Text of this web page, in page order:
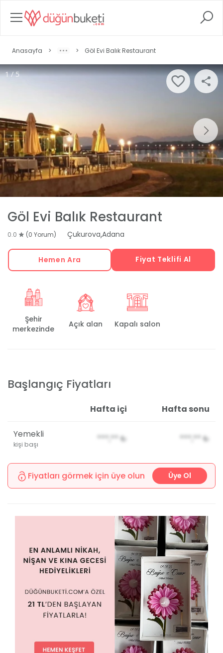
Anasayfa > > Göl Evi Balık Restaurant
1 / 5
Göl Evi Balık Restaurant
0.0 (0 Yorum) Çukurova,Adana
Hemen Ara Fiyat Teklifi Al
Şehir
merkezinde
Açık alan Kapalı salon
Başlangıç Fiyatları
Hafta içi Hafta sonu
Yemekli
kişi başı
***,** ₺ ***,** ₺
Fiyatları görmek için üye olun Üye Ol